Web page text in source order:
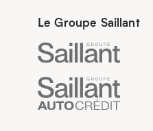
Le Groupe Saillant